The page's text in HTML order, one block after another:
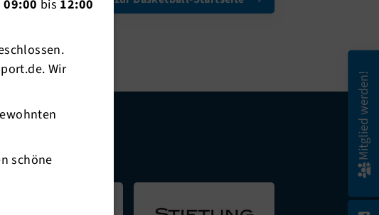
Mitglied werden!
09:00 bis 12:00
Wir
schöne